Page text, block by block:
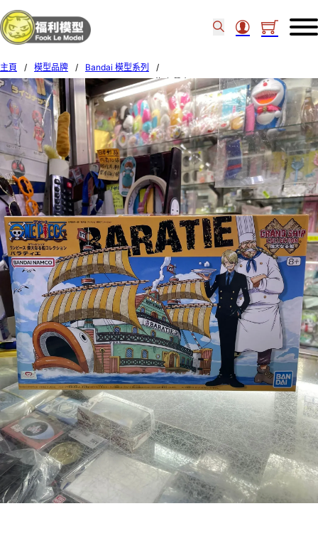
主頁 / 模型品牌 / Bandai 模型系列
/
BANDAI GRANDSHIP COLLECTION 10 海上餐廳 BARATIE 57425